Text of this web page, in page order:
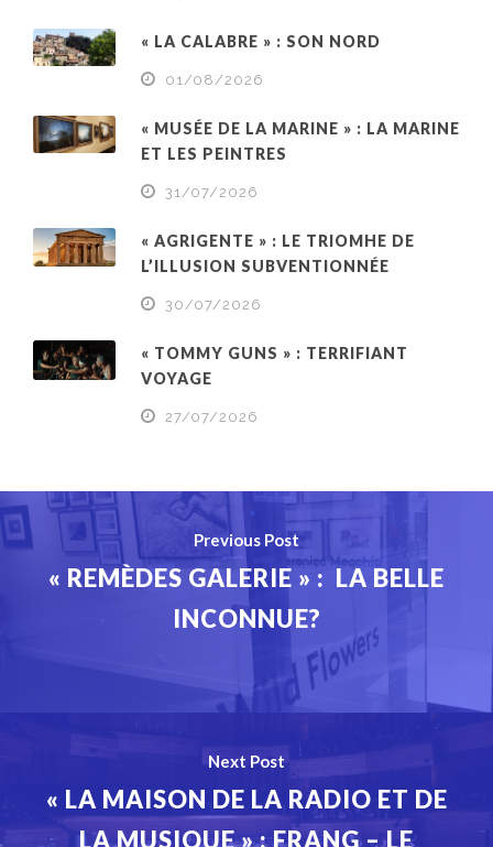
« LA CALABRE » : SON NORD
01/08/2026
« MUSÉE DE LA MARINE » : LA MARINE
ET LES PEINTRES
31/07/2026
« AGRIGENTE » : LE TRIOMHE DE
L’ILLUSION SUBVENTIONNÉE
30/07/2026
« TOMMY GUNS » : TERRIFIANT
VOYAGE
27/07/2026
Previous Post
« REMÈDES GALERIE » : LA BELLE
INCONNUE?
Next Post
« LA MAISON DE LA RADIO ET DE
LA MUSIQUE » : FRANG – LE